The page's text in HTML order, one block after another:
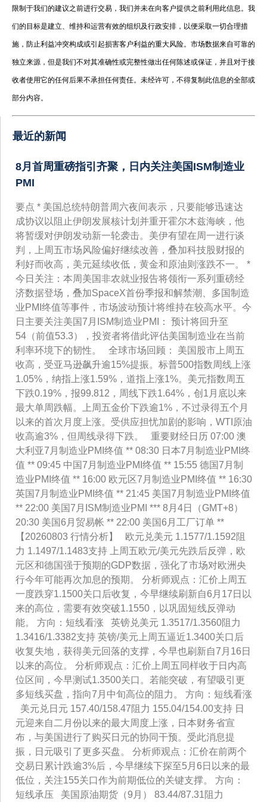
限制于我们的建议之前进行交易，我们并未在向客户提供之前利用此信息。我
们的目标是建立、维持和运营有效的组织及行政安排，以便采取一切合理措
施，防止利益冲突构成或引起损害客户利益的重大风险。市场数据来自可靠的
独立来源，但是我们不对其准确性或完整性做出任何陈述或保证，并且对于接
收者使用它的任何后果不承担任何责任。未经许可，不得复制此信息的全部或
部分内容。
最近的新闻
8月首周重磅指引齐聚，日内关注美国ISM制造业
PMI
要点 * 美国总统特朗普周六夜间表示，只要能够迅速达
成协议以阻止伊朗发展核计划并重开霍尔木兹海峡，他
将暂缓对伊朗发动新一轮袭击。美伊有望在周一进行谈
判，上周五市场风险偏好继续改善，叠加科技股财报的
利好而收高，美元延续收低，黄金和原油则涨跌不一。 *
今日关注：本周美国非农就业报告将领衔一系列重磅经
济数据登场，叠加SpaceX首份季报和解禁潮、多国制造
业PMI终值等事件，市场波动预计将维持在较高水平。今
日主要关注美国7月ISM制造业PMI： 预计将回升至
54（前值53.3），投资者将借此评估美国制造业在当前
利率环境下的韧性。 全球市场回顾： 美国股市上周五
收高，受亚马逊飙升逾15%提振。标普500指数周线上涨
1.05%，纳指上涨1.59%，道指上涨1%。美元指数周五
下跌0.19%，报99.812，周线下跌1.64%，创1月底以来
最大单周跌幅。上周五金价下跌逾1%，不过录得五个月
以来的首次月度上涨。受供应担忧加剧的影响，WTI原油
收高逾3%，但周线录得下跌。 重要财经日历 07:00 澳
大利亚7月制造业PMI终值 ** 08:30 日本7月制造业PMI终
值 ** 09:45 中国7月制造业PMI终值 ** 15:55 德国7月制
造业PMI终值 ** 16:00 欧元区7月制造业PMI终值 ** 16:30
英国7月制造业PMI终值 ** 21:45 美国7月制造业PMI终值
** 22:00 美国7月ISM制造业PMI *** 8月4日（GMT+8）
20:30 美国6月贸易帐 ** 22:00 美国6月工厂订单 **
【20260803 行情分析】 欧元兑美元 1.1577/1.1592阻
力 1.1497/1.1483支持 上周五欧元/美元先跌后反弹，欧
元区和德国强于预期的GDP数据，强化了市场对欧洲央
行今年可能再次加息的预期。 分析师观点：汇价上周五
一度跌穿1.1500关口后收复，今早继续刷新自6月17日以
来的高位，需要有效突破1.1550，以巩固短线反弹动
能。 方向：短线看涨 英镑兑美元 1.3517/1.3560阻力
1.3416/1.3382支持 英镑/美元上周五逼近1.3400关口后
收复失地，获得美元回落的支撑，今早也刷新自7月16日
以来的高位。 分析师观点：汇价上周五同样收于日内高
位区间，今早测试1.3500关口。若能突破，有望吸引更
多短线买盘，指向7月中旬高位的阻力。 方向：短线看涨
美元兑日元 157.40/158.47阻力 155.04/154.00支持 日
元迎来自二月份以来的最大周度上涨，日本财务省宣
布，与美国进行了购买日元的协同干预。受此消息提
振，日元吸引了更多买盘。 分析师观点：汇价在前两个
交易日累计跌逾3%后，今早继续下探至5月6日以来的最
低位，关注155关口作为前期低位的关键支撑。 方向：
短线承压 美国原油期货（9月） 83.44/87.31阻力